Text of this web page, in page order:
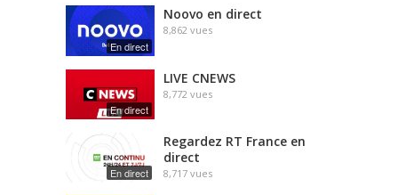
En direct
Noovo en direct
8,862 vues
En direct
LIVE CNEWS
8,772 vues
En direct
Regardez RT France en
direct
8,717 vues